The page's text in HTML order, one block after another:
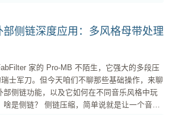
侧链深度应用：多风格母带处理
家的 Pro-MB 不陌生，它强大的多段压
士军刀。但今天咱们不聊那些基础操作，来聊
侧链功能，以及它如何在不同音乐风格中玩